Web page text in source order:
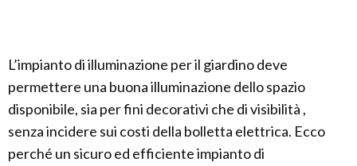
L’impianto di illuminazione per il giardino deve
permettere una buona illuminazione dello spazio
disponibile, sia per fini decorativi che di visibilità ,
senza incidere sui costi della bolletta elettrica. Ecco
perché un sicuro ed efficiente impianto di